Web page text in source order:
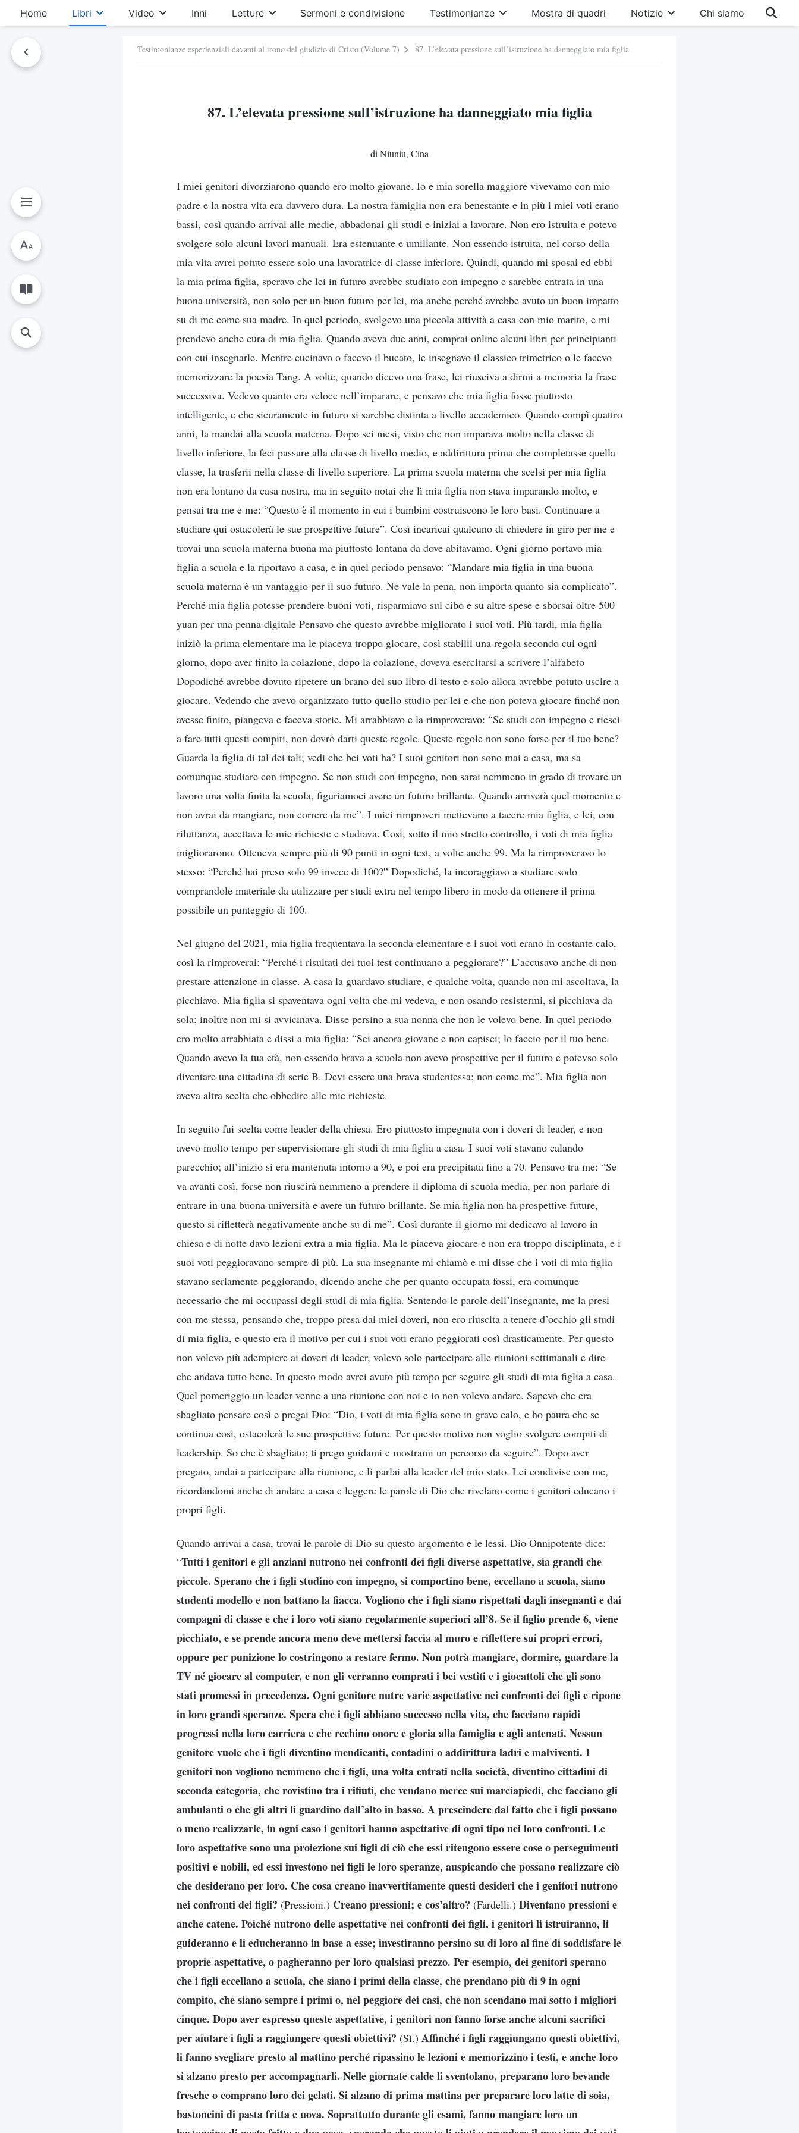
Home Libri Video Inni Letture Sermoni e condivisione Testimonianze Mostra di quadri Notizie Chi siamo
Testimonianze esperienziali davanti al trono del giudizio di Cristo (Volume 7) 87. L’elevata pressione sull’istruzione ha danneggiato mia figlia
87. L’elevata pressione sull’istruzione ha danneggiato mia figlia
di Niuniu, Cina
I miei genitori divorziarono quando ero molto giovane. Io e mia sorella maggiore vivevamo con mio
padre e la nostra vita era davvero dura. La nostra famiglia non era benestante e in più i miei voti erano
bassi, così quando arrivai alle medie, abbadonai gli studi e iniziai a lavorare. Non ero istruita e potevo
svolgere solo alcuni lavori manuali. Era estenuante e umiliante. Non essendo istruita, nel corso della
mia vita avrei potuto essere solo una lavoratrice di classe inferiore. Quindi, quando mi sposai ed ebbi
la mia prima figlia, speravo che lei in futuro avrebbe studiato con impegno e sarebbe entrata in una
buona università, non solo per un buon futuro per lei, ma anche perché avrebbe avuto un buon impatto
su di me come sua madre. In quel periodo, svolgevo una piccola attività a casa con mio marito, e mi
prendevo anche cura di mia figlia. Quando aveva due anni, comprai online alcuni libri per principianti
con cui insegnarle. Mentre cucinavo o facevo il bucato, le insegnavo il classico trimetrico o le facevo
memorizzare la poesia Tang. A volte, quando dicevo una frase, lei riusciva a dirmi a memoria la frase
successiva. Vedevo quanto era veloce nell’imparare, e pensavo che mia figlia fosse piuttosto
intelligente, e che sicuramente in futuro si sarebbe distinta a livello accademico. Quando compì quattro
anni, la mandai alla scuola materna. Dopo sei mesi, visto che non imparava molto nella classe di
livello inferiore, la feci passare alla classe di livello medio, e addirittura prima che completasse quella
classe, la trasferii nella classe di livello superiore. La prima scuola materna che scelsi per mia figlia
non era lontano da casa nostra, ma in seguito notai che lì mia figlia non stava imparando molto, e
pensai tra me e me: “Questo è il momento in cui i bambini costruiscono le loro basi. Continuare a
studiare qui ostacolerà le sue prospettive future”. Così incaricai qualcuno di chiedere in giro per me e
trovai una scuola materna buona ma piuttosto lontana da dove abitavamo. Ogni giorno portavo mia
figlia a scuola e la riportavo a casa, e in quel periodo pensavo: “Mandare mia figlia in una buona
scuola materna è un vantaggio per il suo futuro. Ne vale la pena, non importa quanto sia complicato”.
Perché mia figlia potesse prendere buoni voti, risparmiavo sul cibo e su altre spese e sborsai oltre 500
yuan per una penna digitale Pensavo che questo avrebbe migliorato i suoi voti. Più tardi, mia figlia
iniziò la prima elementare ma le piaceva troppo giocare, così stabilii una regola secondo cui ogni
giorno, dopo aver finito la colazione, dopo la colazione, doveva esercitarsi a scrivere l’alfabeto
Dopodiché avrebbe dovuto ripetere un brano del suo libro di testo e solo allora avrebbe potuto uscire a
giocare. Vedendo che avevo organizzato tutto quello studio per lei e che non poteva giocare finché non
avesse finito, piangeva e faceva storie. Mi arrabbiavo e la rimproveravo: “Se studi con impegno e riesci
a fare tutti questi compiti, non dovrò darti queste regole. Queste regole non sono forse per il tuo bene?
Guarda la figlia di tal dei tali; vedi che bei voti ha? I suoi genitori non sono mai a casa, ma sa
comunque studiare con impegno. Se non studi con impegno, non sarai nemmeno in grado di trovare un
lavoro una volta finita la scuola, figuriamoci avere un futuro brillante. Quando arriverà quel momento e
non avrai da mangiare, non correre da me”. I miei rimproveri mettevano a tacere mia figlia, e lei, con
riluttanza, accettava le mie richieste e studiava. Così, sotto il mio stretto controllo, i voti di mia figlia
migliorarono. Otteneva sempre più di 90 punti in ogni test, a volte anche 99. Ma la rimproveravo lo
stesso: “Perché hai preso solo 99 invece di 100?” Dopodiché, la incoraggiavo a studiare sodo
comprandole materiale da utilizzare per studi extra nel tempo libero in modo da ottenere il prima
possibile un punteggio di 100.
Nel giugno del 2021, mia figlia frequentava la seconda elementare e i suoi voti erano in costante calo,
così la rimproverai: “Perché i risultati dei tuoi test continuano a peggiorare?” L’accusavo anche di non
prestare attenzione in classe. A casa la guardavo studiare, e qualche volta, quando non mi ascoltava, la
picchiavo. Mia figlia si spaventava ogni volta che mi vedeva, e non osando resistermi, si picchiava da
sola; inoltre non mi si avvicinava. Disse persino a sua nonna che non le volevo bene. In quel periodo
ero molto arrabbiata e dissi a mia figlia: “Sei ancora giovane e non capisci; lo faccio per il tuo bene.
Quando avevo la tua età, non essendo brava a scuola non avevo prospettive per il futuro e potevso solo
diventare una cittadina di serie B. Devi essere una brava studentessa; non come me”. Mia figlia non
aveva altra scelta che obbedire alle mie richieste.
In seguito fui scelta come leader della chiesa. Ero piuttosto impegnata con i doveri di leader, e non
avevo molto tempo per supervisionare gli studi di mia figlia a casa. I suoi voti stavano calando
parecchio; all’inizio si era mantenuta intorno a 90, e poi era precipitata fino a 70. Pensavo tra me: “Se
va avanti così, forse non riuscirà nemmeno a prendere il diploma di scuola media, per non parlare di
entrare in una buona università e avere un futuro brillante. Se mia figlia non ha prospettive future,
questo si rifletterà negativamente anche su di me”. Così durante il giorno mi dedicavo al lavoro in
chiesa e di notte davo lezioni extra a mia figlia. Ma le piaceva giocare e non era troppo disciplinata, e i
suoi voti peggioravano sempre di più. La sua insegnante mi chiamò e mi disse che i voti di mia figlia
stavano seriamente peggiorando, dicendo anche che per quanto occupata fossi, era comunque
necessario che mi occupassi degli studi di mia figlia. Sentendo le parole dell’insegnante, me la presi
con me stessa, pensando che, troppo presa dai miei doveri, non ero riuscita a tenere d’occhio gli studi
di mia figlia, e questo era il motivo per cui i suoi voti erano peggiorati così drasticamente. Per questo
non volevo più adempiere ai doveri di leader, volevo solo partecipare alle riunioni settimanali e dire
che andava tutto bene. In questo modo avrei avuto più tempo per seguire gli studi di mia figlia a casa.
Quel pomeriggio un leader venne a una riunione con noi e io non volevo andare. Sapevo che era
sbagliato pensare così e pregai Dio: “Dio, i voti di mia figlia sono in grave calo, e ho paura che se
continua così, ostacolerà le sue prospettive future. Per questo motivo non voglio svolgere compiti di
leadership. So che è sbagliato; ti prego guidami e mostrami un percorso da seguire”. Dopo aver
pregato, andai a partecipare alla riunione, e lì parlai alla leader del mio stato. Lei condivise con me,
ricordandomi anche di andare a casa e leggere le parole di Dio che rivelano come i genitori educano i
propri figli.
Quando arrivai a casa, trovai le parole di Dio su questo argomento e le lessi. Dio Onnipotente dice:
“Tutti i genitori e gli anziani nutrono nei confronti dei figli diverse aspettative, sia grandi che
piccole. Sperano che i figli studino con impegno, si comportino bene, eccellano a scuola, siano
studenti modello e non battano la fiacca. Vogliono che i figli siano rispettati dagli insegnanti e dai
compagni di classe e che i loro voti siano regolarmente superiori all’8. Se il figlio prende 6, viene
picchiato, e se prende ancora meno deve mettersi faccia al muro e riflettere sui propri errori,
oppure per punizione lo costringono a restare fermo. Non potrà mangiare, dormire, guardare la
TV né giocare al computer, e non gli verranno comprati i bei vestiti e i giocattoli che gli sono
stati promessi in precedenza. Ogni genitore nutre varie aspettative nei confronti dei figli e ripone
in loro grandi speranze. Spera che i figli abbiano successo nella vita, che facciano rapidi
progressi nella loro carriera e che rechino onore e gloria alla famiglia e agli antenati. Nessun
genitore vuole che i figli diventino mendicanti, contadini o addirittura ladri e malviventi. I
genitori non vogliono nemmeno che i figli, una volta entrati nella società, diventino cittadini di
seconda categoria, che rovistino tra i rifiuti, che vendano merce sui marciapiedi, che facciano gli
ambulanti o che gli altri li guardino dall’alto in basso. A prescindere dal fatto che i figli possano
o meno realizzarle, in ogni caso i genitori hanno aspettative di ogni tipo nei loro confronti. Le
loro aspettative sono una proiezione sui figli di ciò che essi ritengono essere cose o perseguimenti
positivi e nobili, ed essi investono nei figli le loro speranze, auspicando che possano realizzare ciò
che desiderano per loro. Che cosa creano inavvertitamente questi desideri che i genitori nutrono
nei confronti dei figli? (Pressioni.) Creano pressioni; e cos’altro? (Fardelli.) Diventano pressioni e
anche catene. Poiché nutrono delle aspettative nei confronti dei figli, i genitori li istruiranno, li
guideranno e li educheranno in base a esse; investiranno persino su di loro al fine di soddisfare le
proprie aspettative, o pagheranno per loro qualsiasi prezzo. Per esempio, dei genitori sperano
che i figli eccellano a scuola, che siano i primi della classe, che prendano più di 9 in ogni
compito, che siano sempre i primi o, nel peggiore dei casi, che non scendano mai sotto i migliori
cinque. Dopo aver espresso queste aspettative, i genitori non fanno forse anche alcuni sacrifici
per aiutare i figli a raggiungere questi obiettivi? (Sì.) Affinché i figli raggiungano questi obiettivi,
li fanno svegliare presto al mattino perché ripassino le lezioni e memorizzino i testi, e anche loro
si alzano presto per accompagnarli. Nelle giornate calde li sventolano, preparano loro bevande
fresche o comprano loro dei gelati. Si alzano di prima mattina per preparare loro latte di soia,
bastoncini di pasta fritta e uova. Soprattutto durante gli esami, fanno mangiare loro un